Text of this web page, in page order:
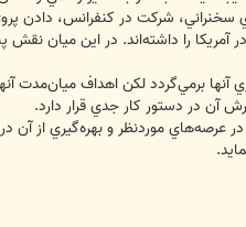
سخنراني، شركت در كنفرانس،
را داشته‌اند. در اين ميان
آنها برمي‌گردد لكن اهداف
آن در دستور كار جدي قرار دارد.
عرصه‌هاي موردنظر و بهره‌گيري از